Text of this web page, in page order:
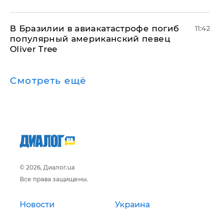
В Бразилии в авиакатастрофе погиб
популярный американский певец
Oliver Tree
11:42
Смотреть ещё
© 2026, Диалог.ua
Все права защищены.
Новости Украина